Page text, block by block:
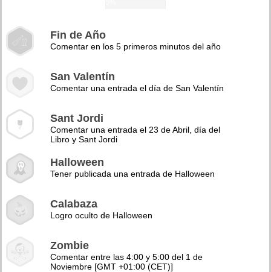
Fin de Año
Comentar en los 5 primeros minutos del año
San Valentín
Comentar una entrada el día de San Valentín
Sant Jordi
Comentar una entrada el 23 de Abril, día del
Libro y Sant Jordi
Halloween
Tener publicada una entrada de Halloween
Calabaza
Logro oculto de Halloween
Zombie
Comentar entre las 4:00 y 5:00 del 1 de
Noviembre [GMT +01:00 (CET)]